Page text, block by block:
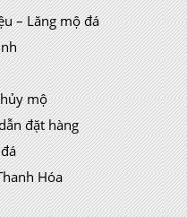
– Lăng mộ đá
mộ
đặt hàng
Hóa